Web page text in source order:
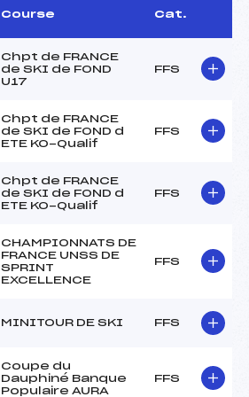
Course Cat.
Chpt de FRANCE
de SKI de FOND
U17
FFS
Chpt de FRANCE
de SKI de FOND d
ETE KO-Qualif
FFS
Chpt de FRANCE
de SKI de FOND d
ETE KO-Qualif
FFS
CHAMPIONNATS DE
FRANCE UNSS DE
SPRINT
EXCELLENCE
FFS
MINITOUR DE SKI FFS
Coupe du
Dauphiné Banque
Populaire AURA
FFS